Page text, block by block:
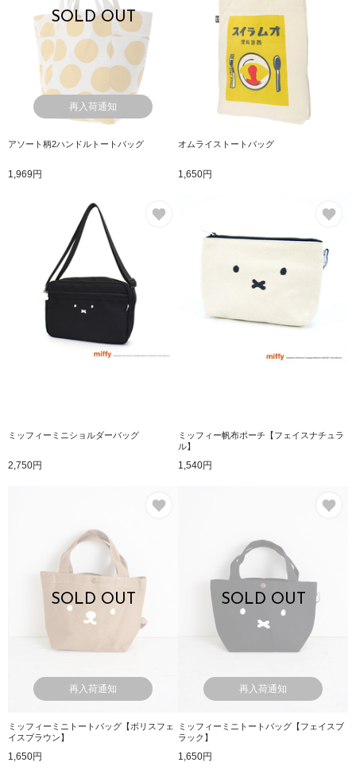
SOLD OUT
再入荷通知
アソート柄2ハンドルトートバッグ
1,969円
オムライストートバッグ
1,650円
ミッフィーミニショルダーバッグ
2,750円
ミッフィー帆布ポーチ【フェイスナチュラ
ル】
1,540円
SOLD OUT
再入荷通知
ミッフィーミニトートバッグ【ボリスフェ
イスブラウン】
1,650円
SOLD OUT
再入荷通知
ミッフィーミニトートバッグ【フェイスブ
ラック】
1,650円